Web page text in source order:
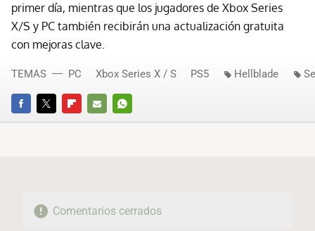
primer día, mientras que los jugadores de Xbox Series
X/S y PC también recibirán una actualización gratuita
con mejoras clave.
FACEBOOKTWITTERFLIPBOARD
E-
WHATSAPP
TEMAS PC Xbox Series X / S PS5 Hellblade
Comentarios cerrados